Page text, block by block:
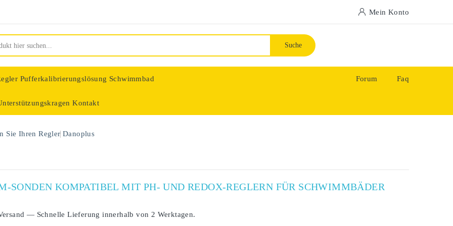
Mein Konto
Suche
Pufferkalibrierungslösung Schwimmbad
Kontakt
Forum Faq
Sie Ihren Regler Danoplus
SONDEN KOMPATIBEL MIT PH- UND REDOX-REGLERN FÜR SCHWIMMBÄDER
— Schnelle Lieferung innerhalb von 2 Werktagen.